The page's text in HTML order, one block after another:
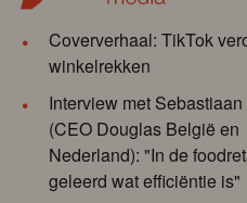
Coververhaal: TikTok
winkelrekken
Interview met
(CEO Douglas België en
Nederland): "In de
geleerd wat efficiëntie is"